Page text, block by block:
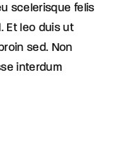
scelerisque felis
Et leo duis ut
sed. Non
interdum